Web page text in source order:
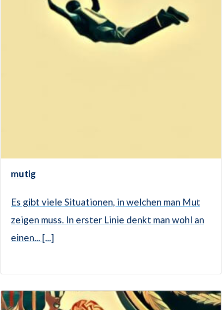
mutig
Es gibt viele Situationen, in welchen man Mut
zeigen muss. In erster Linie denkt man wohl an
einen... [...]